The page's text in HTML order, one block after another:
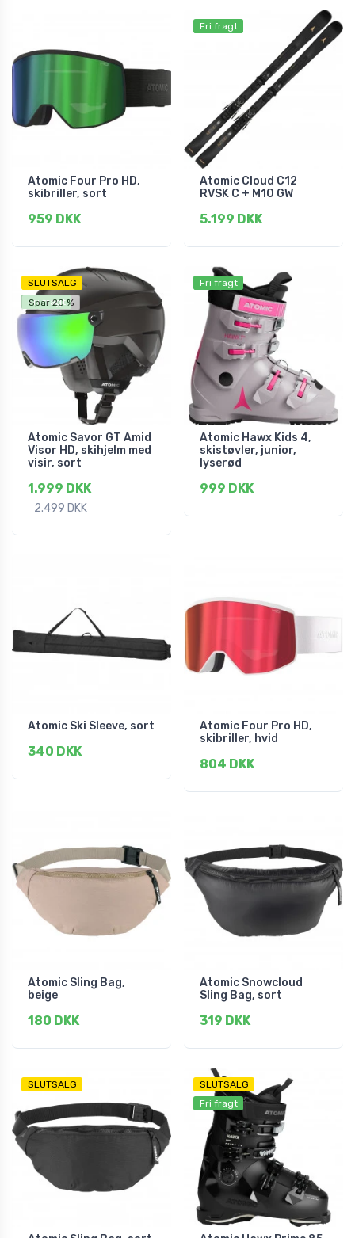
Atomic Four Pro HD,
skibriller, sort
959 DKK
Fri fragt
Atomic Cloud C12
RVSK C + M10 GW
5.199 DKK
SLUTSALG
Fri fragt
Spar 20 %
Atomic Savor GT Amid
Visor HD, skihjelm med
visir, sort
1.999 DKK
2.499 DKK
Fri fragt
Atomic Hawx Kids 4,
skistøvler, junior,
lyserød
999 DKK
Atomic Ski Sleeve, sort
340 DKK
Atomic Four Pro HD,
skibriller, hvid
804 DKK
Atomic Sling Bag,
beige
180 DKK
Atomic Snowcloud
Sling Bag, sort
319 DKK
SLUTSALG
SLUTSALG
Fri fragt